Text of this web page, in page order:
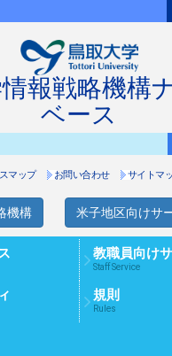
報戦略機構
ベース
マップ お問い合わせ サイトマ
機構 米子地区向けサ
教職員向け
Staff Service
規則
Rules